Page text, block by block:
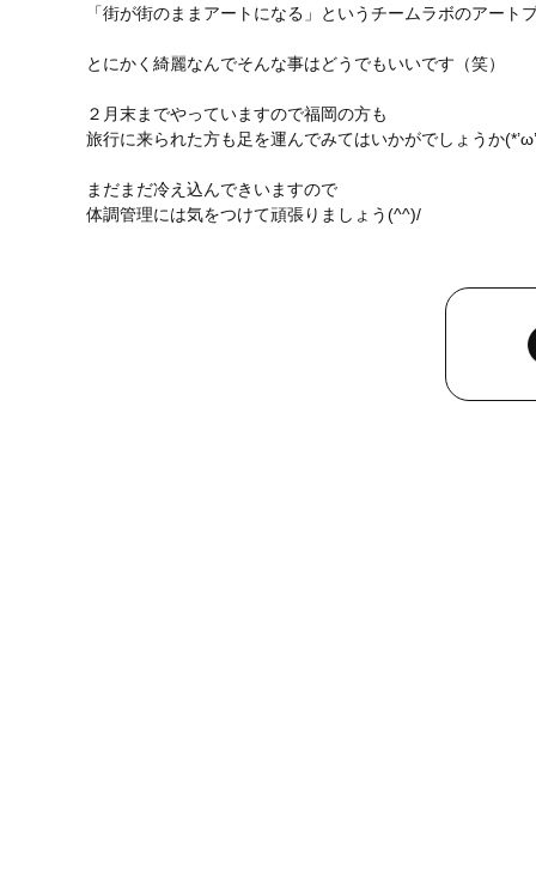
「街が街のままアートになる」というチームラボのアー
とにかく綺麗なんでそんな事はどうでもいいです（笑）
２月末までやっていますので福岡の方も
旅行に来られた方も足を運んでみてはいかがでしょうか
まだまだ冷え込んできいますので
体調管理には気をつけて頑張りましょう(^^)/